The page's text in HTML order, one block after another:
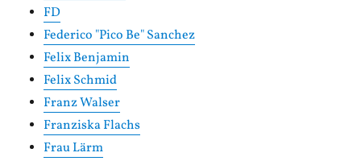
FD
Federico "Pico Be" Sanchez
Felix Benjamin
Felix Schmid
Franz Walser
Franziska Flachs
Frau Lärm